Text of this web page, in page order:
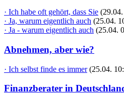
· Ich habe oft gehört, dass Sie
· Ja, warum eigentlich auch (25.04.
· Ja - warum eigentlich auch (25.04.
Abnehmen, aber wie?
· Ich selbst finde es immer (25.04.
Finanzberater in